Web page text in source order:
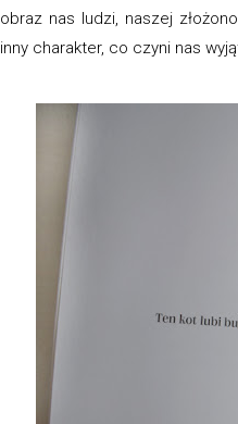
obraz nas ludzi, naszej
inny charakter, co czyni nas